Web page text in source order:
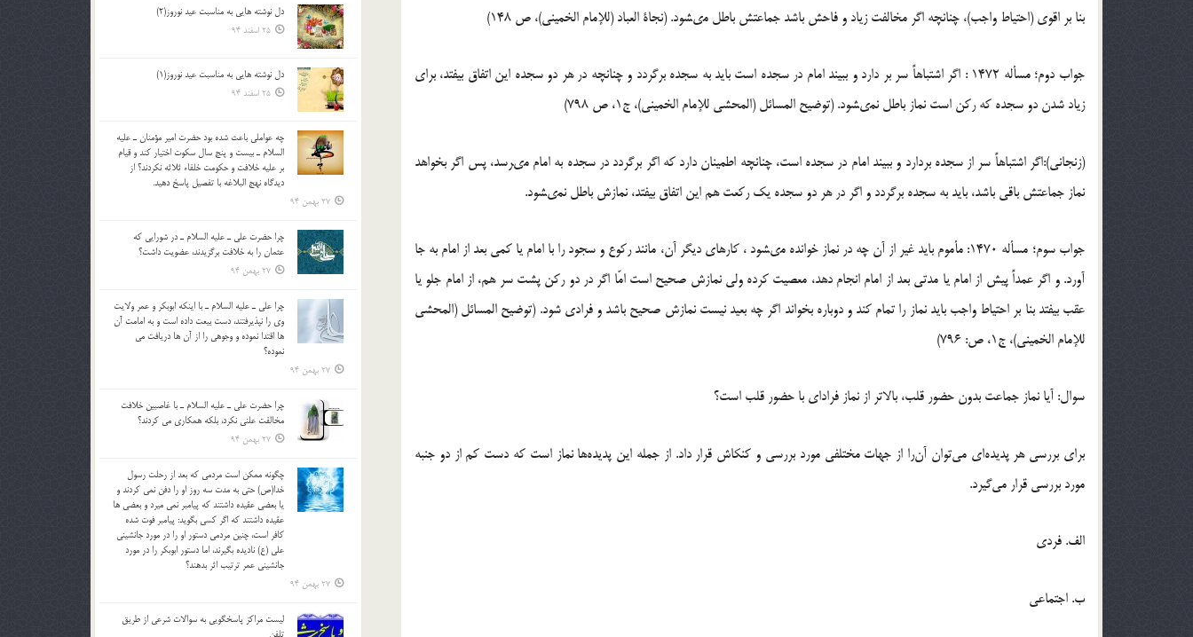
بنا بر اقوى (احتیاط واجب)، چنانچه اگر مخالفت زیاد و فاحش باشد جماعتش باطل مى‏شود. (نجاة العباد (للإمام الخمینی)، ص 148)
جواب دوم؛ مسأله 1472 : اگر اشتباهاً سر بر دارد و ببیند امام در سجده است باید به سجده برگردد و چنانچه در هر دو سجده این اتفاق بیفتد، براى
زیاد شدن دو سجده که رکن است نماز باطل نمى‏شود. (توضیح المسائل (المحشى للإمام الخمینی)، ج‏1، ص 798)
(زنجانى):اگر اشتباهاً سر از سجده بردارد و ببیند امام در سجده است، چنانچه اطمینان دارد که اگر برگردد در سجده به امام مى‏رسد، پس اگر بخواهد
نماز جماعتش باقى باشد، باید به سجده برگردد و اگر در هر دو سجده یک رکعت هم این اتفاق بیفتد، نمازش باطل نمى‏شود.
جواب سوم؛ مسأله 1470: مأموم باید غیر از آن چه در نماز خوانده مى‏شود ، کارهاى دیگر آن، مانند رکوع و سجود را با امام یا کمى بعد از امام به جا
آورد. و اگر عمداً پیش از امام یا مدتى بعد از امام انجام دهد، معصیت کرده ولى نمازش صحیح است امّا اگر در دو رکن پشت سر هم، از امام جلو یا
عقب بیفتد بنا بر احتیاط واجب باید نماز را تمام کند و دوباره بخواند اگر چه بعید نیست نمازش صحیح باشد و فرادى شود. (توضیح المسائل (المحشى
للإمام الخمینی)، ج‏1، ص: 796)
سوال: آیا نماز جماعت بدون حضور قلب، بالاتر از نماز فرادای با حضور قلب است؟
برای بررسی هر پدیده‌ای می‌توان آن‌را از جهات مختلفی مورد بررسی و کنکاش قرار داد. از جمله این پدیده‌ها نماز است که دست کم از دو جنبه
مورد بررسی قرار می‌گیرد.
الف. فردی
ب. اجتماعی
دل نوشته هایی به مناسبت عید نوروز(2)
25 اسفند 94
دل نوشته هایی به مناسبت عید نوروز(1)
25 اسفند 94
چه عواملي باعث شده بود حضرت امير مؤمنان ـ عليه
السلام ـ بيست و پنج سال سکوت اختيار کند و قيام
بر عليه خلافت و حکومت خلفاء ثلاثه نکردند؟ از
ديدگاه نهج البلاغه با تفصيل پاسخ دهيد.
27 بهمن 94
چرا حضرت علي ـ عليه السلام ـ در شورايي كه
عثمان را به خلافت برگزيدند، عضويت داشت؟
27 بهمن 94
چرا علي ـ عليه السلام ـ با اينكه ابوبكر و عمر ولايت
وي را نپذيرفتند، دست بيعت داده است و به امامت آن
ها اقتدا نموده و وجوهي را از آن ها دريافت مي
نموده؟
27 بهمن 94
چرا حضرت علي ـ عليه السلام ـ با غاصبين خلافت
مخالفت علني نکرد، بلكه همكاري مي کردند؟
27 بهمن 94
چگونه ممكن است مردمي كه بعد از رحلت رسول
خدا(ص) حتی به مدت سه روز او را دفن نمي كردند و
یا بعضي عقيده داشتند كه پيامبر نمي ميرد و بعضي ها
عقيده داشتند كه اگر كسي بگويد: پيامبر فوت شده
كافر است، چنین مردمی دستور او را در مورد جانشيني
علي (ع) ناديده بگيرند، اما دستور ابوبكر را در مورد
جانشيني عمر ترتیب اثر بدهند؟
27 بهمن 94
لیست مراکز پاسخگویی به سوالات شرعی از طریق